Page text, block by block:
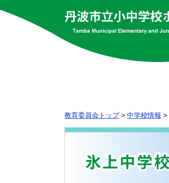
教育委員会トップ > 中学校情報 >